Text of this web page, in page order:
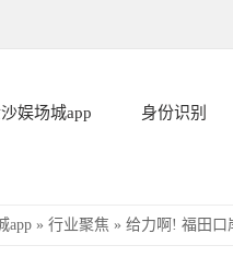
娱场城app 身份识别
app » 行业聚焦 » 给力啊! 福田口